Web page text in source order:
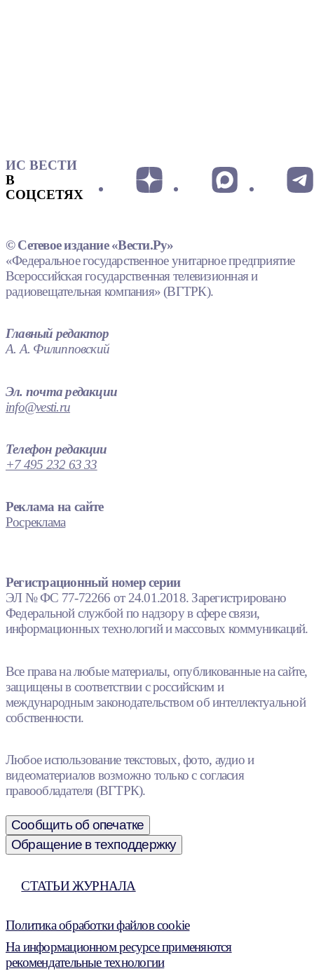
ИС ВЕСТИ
В
СОЦСЕТЯХ
© Сетевое издание «Вести.Ру»
«Федеральное государственное унитарное предприятие
Всероссийская государственная телевизионная и
радиовещательная компания» (ВГТРК).
Главный редактор
А. А. Филипповский
Эл. почта редакции
info@vesti.ru
Телефон редакции
+7 495 232 63 33
Реклама на сайте
Росреклама
Регистрационный номер серии
ЭЛ № ФС 77-72266 от 24.01.2018. Зарегистрировано
Федеральной службой по надзору в сфере связи,
информационных технологий и массовых коммуникаций.
Все права на любые материалы, опубликованные на сайте,
защищены в соответствии с российским и
международным законодательством об интеллектуальной
собственности.
Любое использование текстовых, фото, аудио и
видеоматериалов возможно только с согласия
правообладателя (ВГТРК).
Сообщить об опечатке
Обращение в техподдержку
СТАТЬИ ЖУРНАЛА
Политика обработки файлов cookie
На информационном ресурсе применяются
рекомендательные технологии